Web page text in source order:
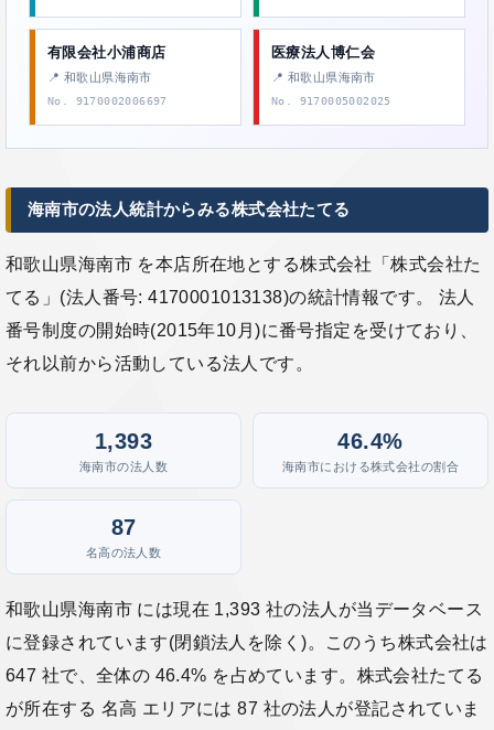
有限会社小浦商店
📍 和歌山県海南市
No. 9170002006697
医療法人博仁会
📍 和歌山県海南市
No. 9170005002025
海南市の法人統計からみる株式会社たてる
和歌山県海南市 を本店所在地とする株式会社「株式会社た
てる」(法人番号: 4170001013138)の統計情報です。 法人
番号制度の開始時(2015年10月)に番号指定を受けており、
それ以前から活動している法人です。
1,393
海南市の法人数
46.4%
海南市における株式会社の割合
87
名高の法人数
和歌山県海南市 には現在 1,393 社の法人が当データベース
に登録されています(閉鎖法人を除く)。このうち株式会社は
647 社で、全体の 46.4% を占めています。株式会社たてる
が所在する 名高 エリアには 87 社の法人が登記されていま